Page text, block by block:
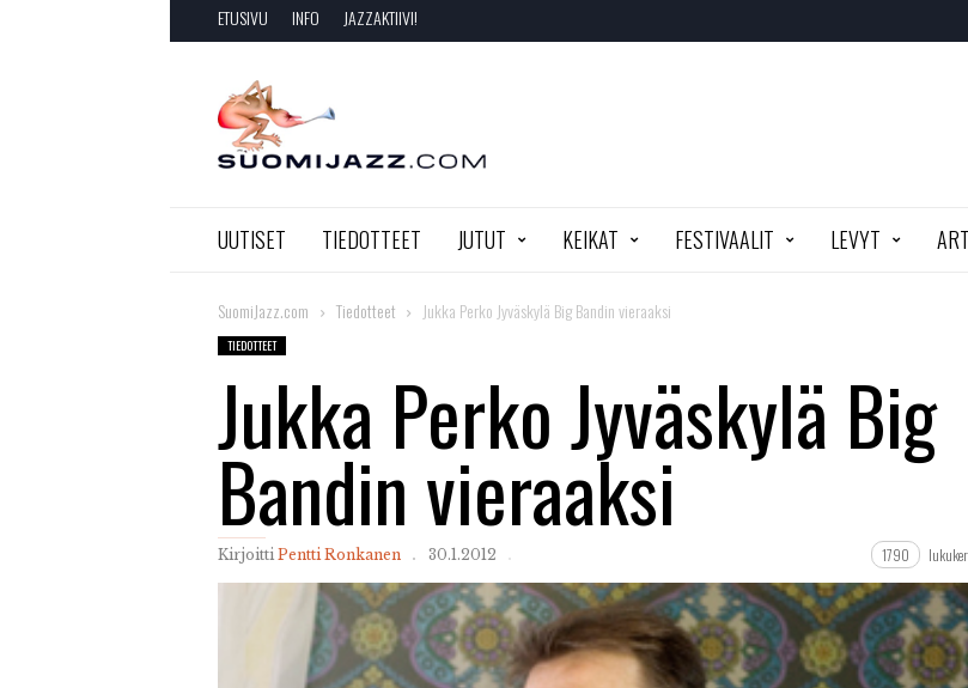
ETUSIVU INFO JAZZAKTIIVI!
SuomiJazz.com
UUTISET TIEDOTTEET JUTUT KEIKAT FESTIVAALIT LEVYT
SuomiJazz.com Tiedotteet Jukka Perko Jyväskylä Big Bandin vieraaksi
TIEDOTTEET
Jukka Perko Jyväskylä Big
Bandin vieraaksi
Kirjoitti Pentti Ronkanen 30.1.2012 1790